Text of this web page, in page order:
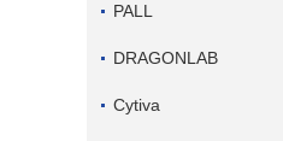
PALL
DRAGONLAB
Cytiva